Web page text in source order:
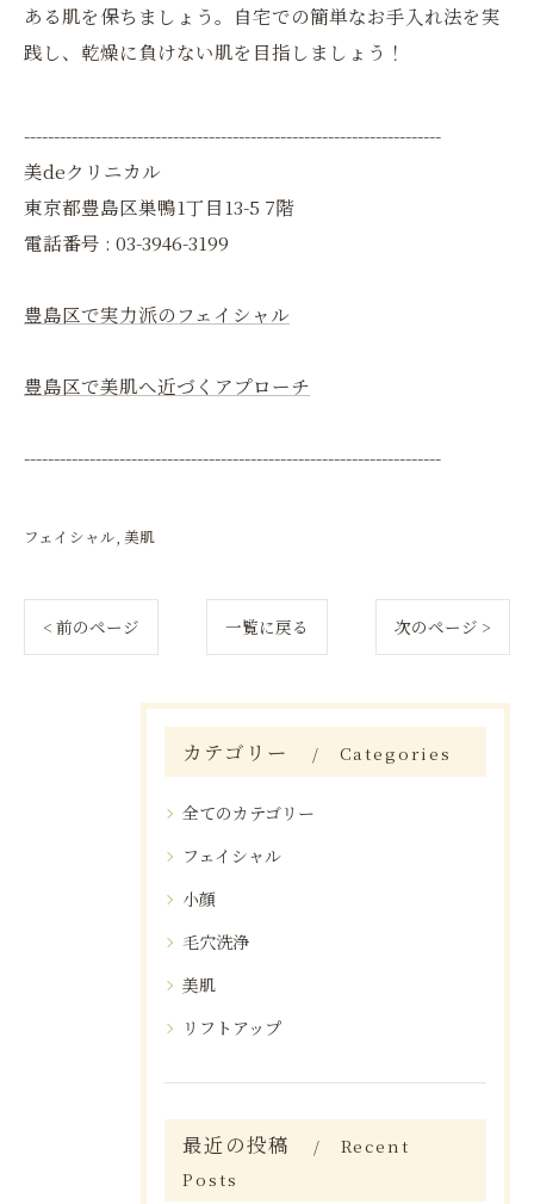
ある肌を保ちましょう。自宅での簡単なお手入れ法を実
践し、乾燥に負けない肌を目指しましょう！
----------------------------------------------------------------------
美deクリニカル
東京都豊島区巣鴨1丁目13-5 7階
電話番号 : 03-3946-3199
豊島区で実力派のフェイシャル
豊島区で美肌へ近づくアプローチ
----------------------------------------------------------------------
フェイシャル 美肌
< 前のページ 一覧に戻る 次のページ >
カテゴリー Categories
全てのカテゴリー
フェイシャル
小顔
毛穴洗浄
美肌
リフトアップ
最近の投稿
Recent
Posts